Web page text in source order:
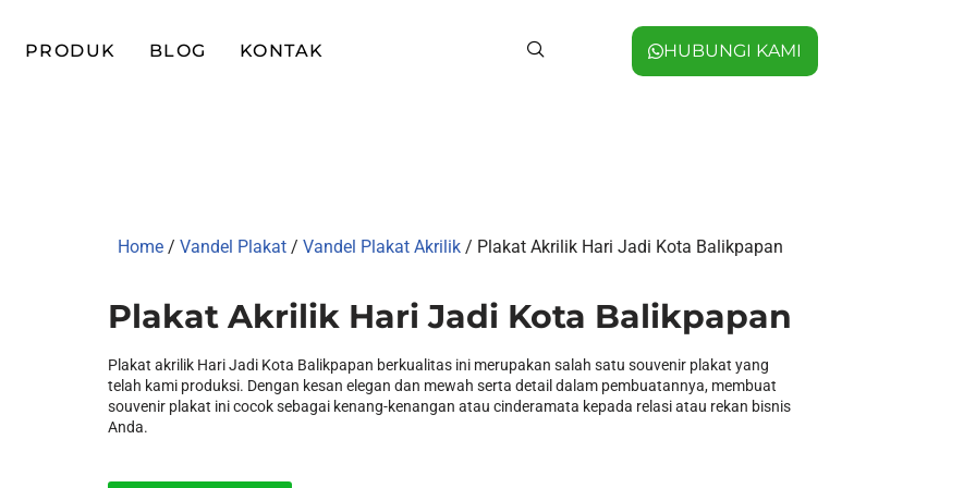
PRODUK BLOG KONTAK HUBUNGI KAMI
Home /Vandel Plakat /Vandel Plakat Akrilik / Plakat Akrilik Hari Jadi Kota Balikpapan
Plakat Akrilik Hari Jadi Kota Balikpapan
Plakat akrilik Hari Jadi Kota Balikpapan berkualitas ini merupakan salah satu souvenir plakat yang
telah kami produksi. Dengan kesan elegan dan mewah serta detail dalam pembuatannya, membuat
souvenir plakat ini cocok sebagai kenang-kenangan atau cinderamata kepada relasi atau rekan bisnis
Anda.